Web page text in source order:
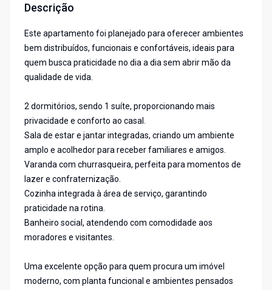
Descrição
Este apartamento foi planejado para oferecer ambientes
bem distribuídos, funcionais e confortáveis, ideais para
quem busca praticidade no dia a dia sem abrir mão da
qualidade de vida.
2 dormitórios, sendo 1 suíte, proporcionando mais
privacidade e conforto ao casal.
Sala de estar e jantar integradas, criando um ambiente
amplo e acolhedor para receber familiares e amigos.
Varanda com churrasqueira, perfeita para momentos de
lazer e confraternização.
Cozinha integrada à área de serviço, garantindo
praticidade na rotina.
Banheiro social, atendendo com comodidade aos
moradores e visitantes.
Uma excelente opção para quem procura um imóvel
moderno, com planta funcional e ambientes pensados